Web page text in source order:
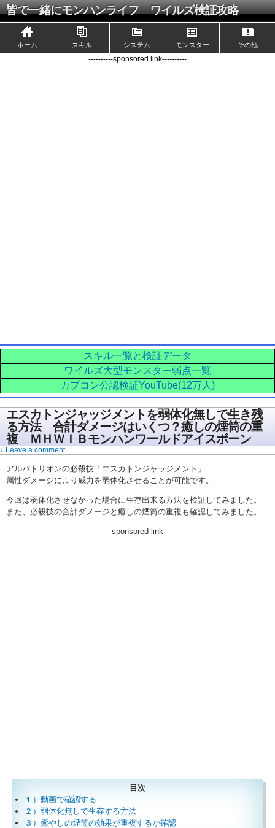
皆で一緒にモンハンライフ ワイルズ検証攻略
ホーム スキル システム モンスター その他
----------sponsored link----------
スキル一覧と検証データ
ワイルズ大型モンスター弱点一覧
カプコン公認検証YouTube(12万人)
エスカトンジャッジメントを弱体化無しで生き残
る方法 合計ダメージはいくつ？癒しの煙筒の重
複 ＭＨＷＩＢモンハンワールドアイスボーン
↓ Leave a comment
アルバトリオンの必殺技「エスカトンジャッジメント」
属性ダメージにより威力を弱体化させることが可能です。
今回は弱体化させなかった場合に生存出来る方法を検証してみました。
また、必殺技の合計ダメージと癒しの煙筒の重複も確認してみました。
-----sponsored link-----
目次
１）動画で確認する
２）弱体化無しで生存する方法
３）癒やしの煙筒の効果が重複するか確認